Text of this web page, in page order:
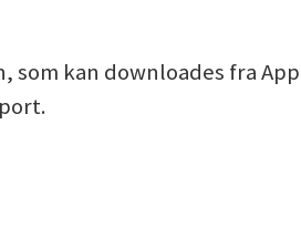
som kan downloades fra